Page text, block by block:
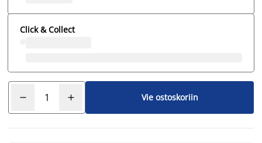
Click & Collect
Vie ostoskoriin